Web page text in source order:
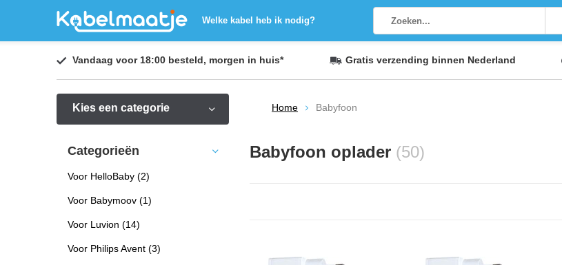
Welke kabel heb ik nodig?
Vandaag voor 18:00 besteld, morgen in huis* Gratis verzending binnen Nederland
Kies een categorie Home Babyfoon
Babyfoon oplader (50)
Categorieën
Voor HelloBaby (2)
Voor Babymoov (1)
Voor Luvion (14)
Voor Philips Avent (3)